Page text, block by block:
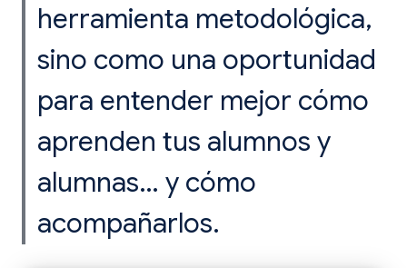
herramienta metodológica,
sino como una oportunidad
para entender mejor cómo
aprenden tus alumnos y
alumnas… y cómo
acompañarlos.